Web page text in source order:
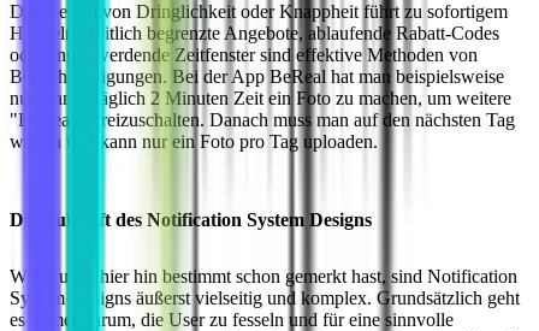
Das Gefühl von Dringlichkeit oder Knappheit führt zu sofortigem
Handeln. Zeitlich begrenzte Angebote, ablaufende Rabatt-Codes
oder enger werdende Zeitfenster sind effektive Methoden von
Benachrichtigungen. Bei der App BeReal hat man beispielsweise
nur einmal täglich 2 Minuten Zeit ein Foto zu machen, um weitere
"BeReals" freizuschalten. Danach muss man auf den nächsten Tag
warten und kann nur ein Foto pro Tag uploaden.
Die Zukunft des Notification System Designs
Wie Du bis hier hin bestimmt schon gemerkt hast, sind Notification
System Designs äußerst vielseitig und komplex. Grundsätzlich geht
es immer darum, die User zu fesseln und für eine sinnvolle